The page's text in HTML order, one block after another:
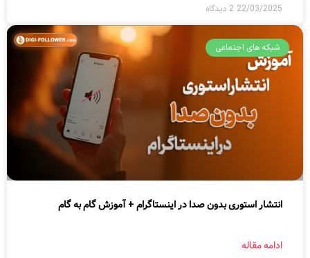
22/03/2025 2 دیدگاه
شبکه های اجتماعی
انتشار استوری بدون صدا در اینستاگرام + آموزش گام به گام
ادامه مقاله